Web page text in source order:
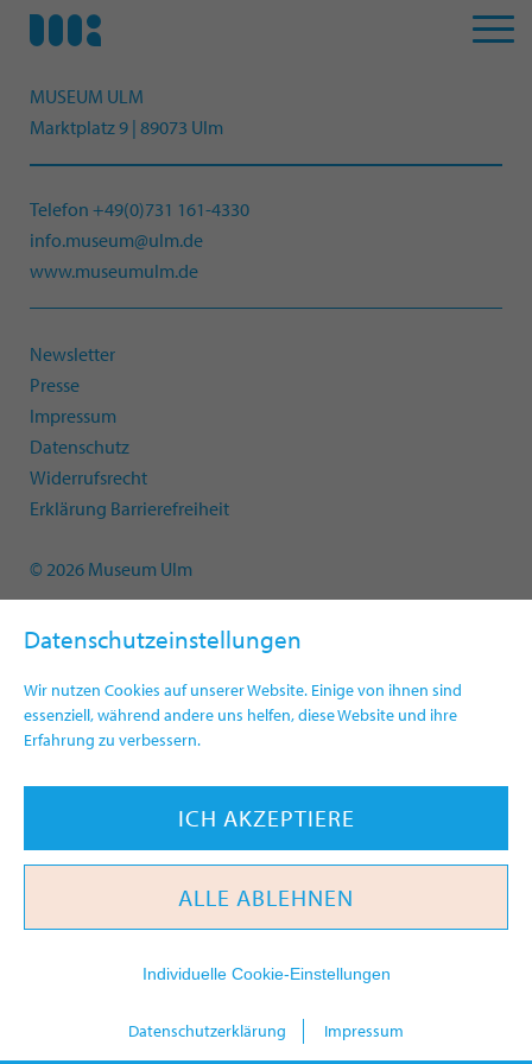
Datenschutzeinstellungen
Wir nutzen Cookies auf unserer Website. Einige von ihnen sind
essenziell, während andere uns helfen, diese Website und ihre
Erfahrung zu verbessern.
ICH AKZEPTIERE
ALLE ABLEHNEN
Individuelle Cookie-Einstellungen
Datenschutzerklärung Impressum
MUSEUM ULM
Marktplatz 9 | 89073 Ulm
Telefon +49(0)731 161-4330
info.museum@ulm.de
www.museumulm.de
Newsletter
Presse
Impressum
Datenschutz
Widerrufsrecht
Erklärung Barrierefreiheit
© 2026 Museum Ulm